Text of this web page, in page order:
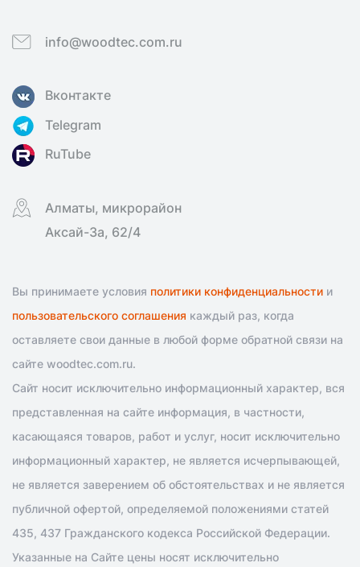
info@woodtec.com.ru
Вконтакте
Telegram
RuTube
Алматы, микрорайон
Аксай-3а, 62/4
Вы принимаете условия политики конфиденциальности и
пользовательского соглашения каждый раз, когда
оставляете свои данные в любой форме обратной связи на
сайте woodtec.com.ru.
Сайт носит исключительно информационный характер, вся
представленная на сайте информация, в частности,
касающаяся товаров, работ и услуг, носит исключительно
информационный характер, не является исчерпывающей,
не является заверением об обстоятельствах и не является
публичной офертой, определяемой положениями статей
435, 437 Гражданского кодекса Российской Федерации.
Указанные на Сайте цены носят исключительно